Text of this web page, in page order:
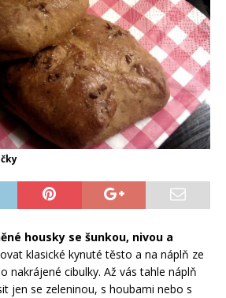
housky se šunkou, nivou a
klasické kynuté těsto a na náplň ze
nakrájené cibulky. Až vás tahle náplň
jen se zeleninou, s houbami nebo s